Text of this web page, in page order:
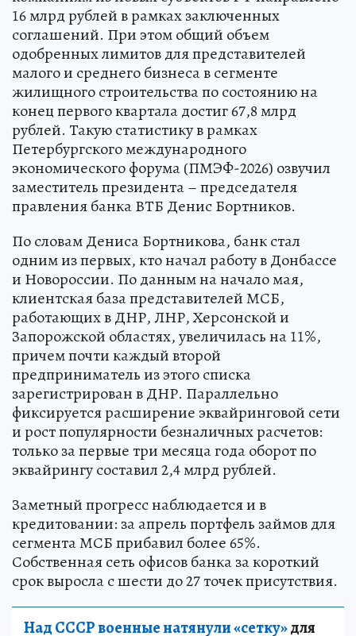
16 млрд рублей в рамках заключенных
соглашений. При этом общий объем
одобренных лимитов для представителей
малого и среднего бизнеса в сегменте
жилищного строительства по состоянию на
конец первого квартала достиг 67,8 млрд
рублей. Такую статистику в рамках
Петербургского международного
экономического форума (ПМЭФ-2026) озвучил
заместитель президента – председателя
правления банка ВТБ Денис Бортников.
По словам Дениса Бортникова, банк стал
одним из первых, кто начал работу в Донбассе
и Новороссии. По данным на начало мая,
клиентская база представителей МСБ,
работающих в ДНР, ЛНР, Херсонской и
Запорожской областях, увеличилась на 11%,
причем почти каждый второй
предприниматель из этого списка
зарегистрирован в ДНР. Параллельно
фиксируется расширение эквайринговой сети
и рост популярности безналичных расчетов:
только за первые три месяца года оборот по
эквайрингу составил 2,4 млрд рублей.
Заметный прогресс наблюдается и в
кредитовании: за апрель портфель займов для
сегмента МСБ прибавил более 65%.
Собственная сеть офисов банка за короткий
срок выросла с шести до 27 точек присутствия.
Над СССР военные натянули «сетку»для